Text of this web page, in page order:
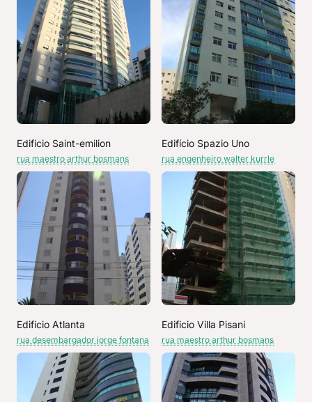
Edificio Saint-emilion
rua maestro arthur bosmans
Edifício Spazio Uno
rua engenheiro walter kurrle
Edificio Atlanta
rua desembargador jorge fontana
Edificio Villa Pisani
rua maestro arthur bosmans